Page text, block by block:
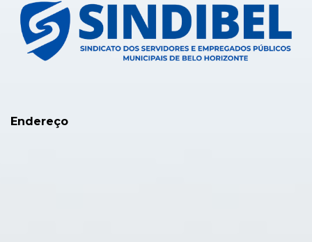
Endereço